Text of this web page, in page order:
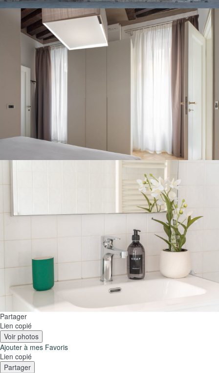
Partager
Lien copié
Voir photos
Ajouter à mes Favoris
Lien copié
Partager